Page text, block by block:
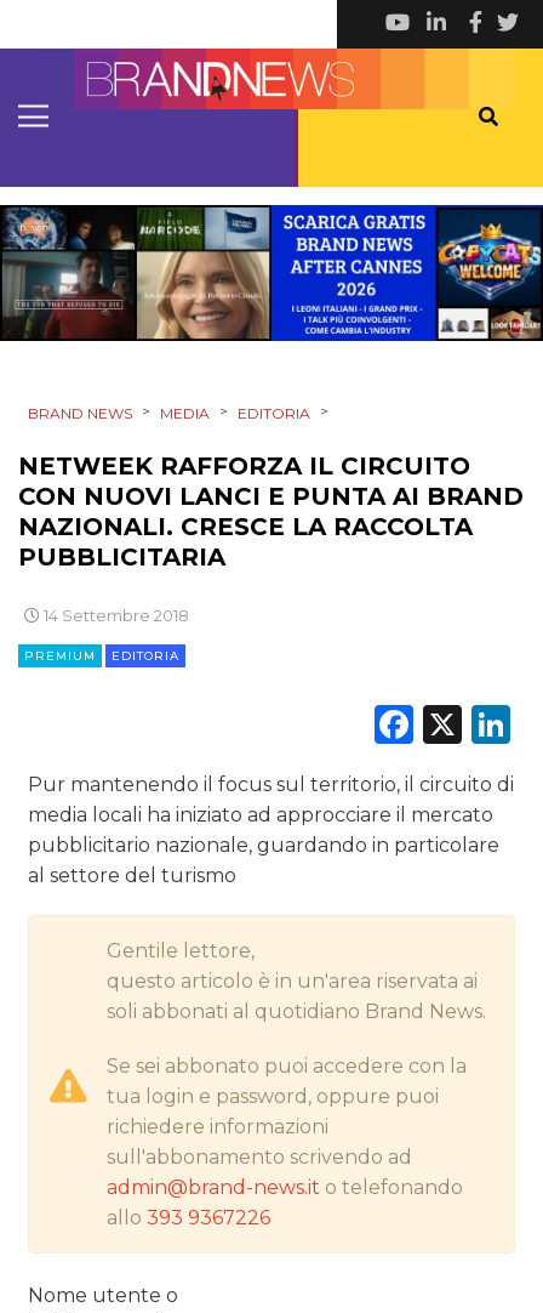
EVENTI
MOBILE
PROMOZIONI
PRODOTTI
CSR
STRATEGIE
DIGITALE
RADIO / AUDIO
TV
DATI
RICERCHE
PREVISIONI/SCENARI
TREND
BRAND NEWS > MEDIA > EDITORIA >
NETWEEK RAFFORZA IL CIRCUITO
CON NUOVI LANCI E PUNTA AI BRAND
NAZIONALI. CRESCE LA RACCOLTA
PUBBLICITARIA
14 Settembre 2018
PREMIUM EDITORIA
X
Pur mantenendo il focus sul territorio, il circuito di
media locali ha iniziato ad approcciare il mercato
pubblicitario nazionale, guardando in particolare
al settore del turismo
Gentile lettore,
questo articolo è in un'area riservata ai
soli abbonati al quotidiano Brand News.
Se sei abbonato puoi accedere con la
tua login e password, oppure puoi
richiedere informazioni
sull'abbonamento scrivendo ad
admin@brand-news.it o telefonando
allo393 9367226
Nome utente o